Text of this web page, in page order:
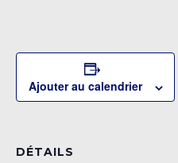
Ajouter au calendrier
DÉTAILS